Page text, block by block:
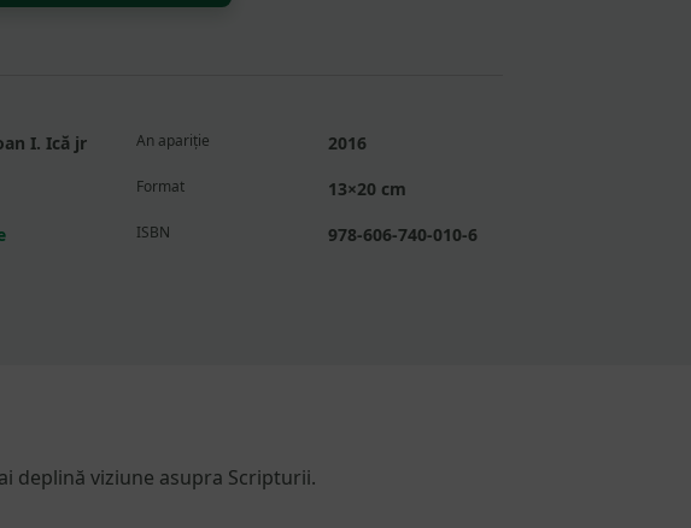
I. Ică jr An apariție 2016
Format 13×20 cm
ISBN 978-606-740-010-6
deplină viziune asupra Scripturii.